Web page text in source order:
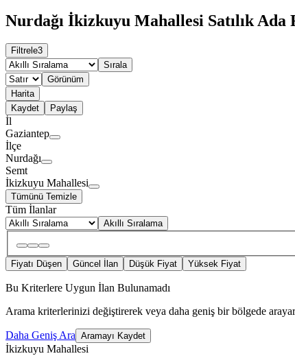
Nurdağı İkizkuyu Mahallesi Satılık Ada
Filtrele3
Sırala
Görünüm
Harita
Kaydet
Paylaş
İl
Gaziantep
İlçe
Nurdağı
Semt
İkizkuyu Mahallesi
Tümünü Temizle
Tüm İlanlar
Akıllı Sıralama
Fiyatı Düşen Güncel İlan Düşük Fiyat Yüksek Fiyat
Bu Kriterlere Uygun İlan Bulunamadı
Arama kriterlerinizi değiştirerek veya daha geniş bir bölgede
Daha Geniş Ara Aramayı Kaydet
İkizkuyu Mahallesi